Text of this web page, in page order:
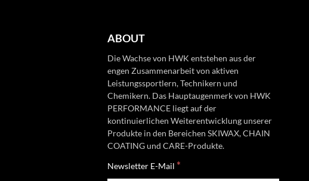
ABOUT
Die Wachse von HWK entstehen aus der
engen Zusammenarbeit von aktiven
Leistungssportlern, Technikern und
Chemikern. Das Hauptaugenmerk von HWK
PERFORMANCE liegt auf der
kontinuierlichen Weiterentwicklung unserer
Produkte in den Bereichen SKIWAX, CHAIN
COATING und CARE-Produkte.
Newsletter E-Mail *